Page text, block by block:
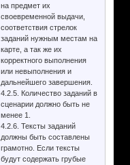
на предмет их
своевременной выдачи,
соответствия стрелок
заданий нужным местам на
карте, а так же их
корректного выполнения
или невыполнения и
дальнейшего завершения.
4.2.5. Количество заданий в
сценарии должно быть не
менее 1.
4.2.6. Тексты заданий
должны быть составлены
грамотно. Если тексты
будут содержать грубые